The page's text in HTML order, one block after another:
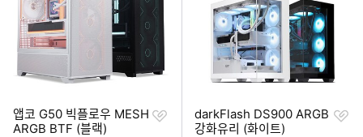
앱코 G50 빅플로우 MESH
ARGB BTF (블랙)
찜
darkFlash DS900 ARGB
강화유리 (화이트)
찜